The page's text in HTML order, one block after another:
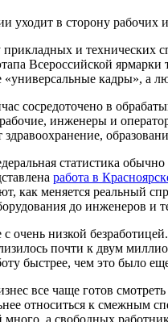
и технических
Всероссийской
«универсальные кадры»,
сосредоточено в
инженеры и
статистика
работа в
как меняется реальный
до инженеров и
очень низкой
почти к двум
быстрее, чем это было еще
все чаще готов
относиться к смежным
а свободных